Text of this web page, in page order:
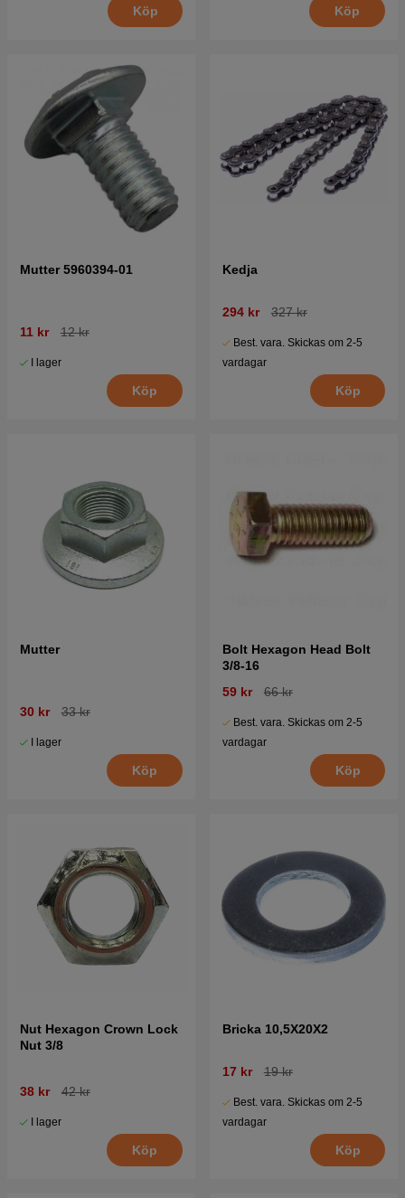
Köp Köp
Mutter 5960394-01
11 kr 12 kr
I lager
Köp
Kedja
294 kr 327 kr
Best. vara. Skickas om 2-5
vardagar
Köp
Mutter
30 kr 33 kr
I lager
Köp
Bolt Hexagon Head Bolt
3/8-16
59 kr
66 kr
Best. vara. Skickas om 2-5
vardagar
Köp
Nut Hexagon Crown Lock
Nut 3/8
38 kr 42 kr
I lager
Köp
Bricka 10,5X20X2
17 kr 19 kr
Best. vara. Skickas om 2-5
vardagar
Köp